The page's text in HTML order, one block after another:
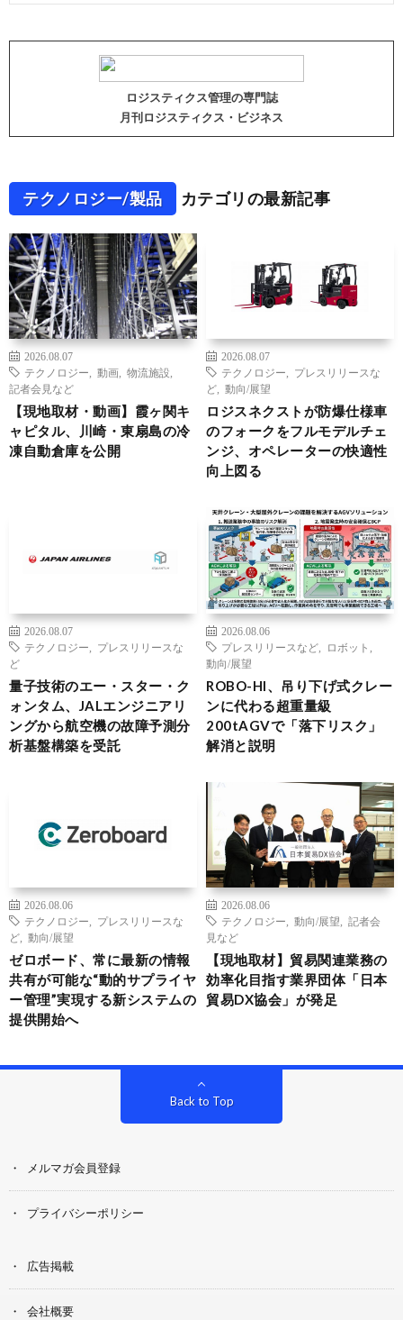
ロジスティクス管理の専門誌
月刊ロジスティクス・ビジネス
テクノロジー/製品 カテゴリの最新記事
2026.08.07
テクノロジー
動画 物流施設
記者会見など
【現地取材・動画】霞ヶ関キ
ャピタル、川崎・東扇島の冷
凍自動倉庫を公開
2026.08.07
テクノロジー
プレスリリースな
ど
動向/展望
ロジスネクストが防爆仕様車
のフォークをフルモデルチェ
ンジ、オペレーターの快適性
向上図る
2026.08.07
テクノロジー
プレスリリースな
ど
量子技術のエー・スター・ク
ォンタム、JALエンジニアリ
ングから航空機の故障予測分
析基盤構築を受託
2026.08.06
プレスリリースなど
ロボット
動向/展望
ROBO-HI、吊り下げ式クレー
ンに代わる超重量級
200tAGVで「落下リスク」
解消と説明
2026.08.06
テクノロジー
プレスリリースな
ど
動向/展望
ゼロボード、常に最新の情報
共有が可能な“動的サプライヤ
ー管理”実現する新システムの
提供開始へ
2026.08.06
テクノロジー
動向/展望
記者会
見など
【現地取材】貿易関連業務の
効率化目指す業界団体「日本
貿易DX協会」が発足
Back to Top
メルマガ会員登録
プライバシーポリシー
広告掲載
会社概要